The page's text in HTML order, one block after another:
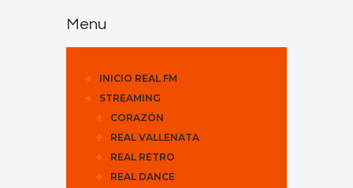
Menu
INICIO REAL FM
STREAMING
CORAZÓN
REAL VALLENATA
REAL RETRO
REAL DANCE